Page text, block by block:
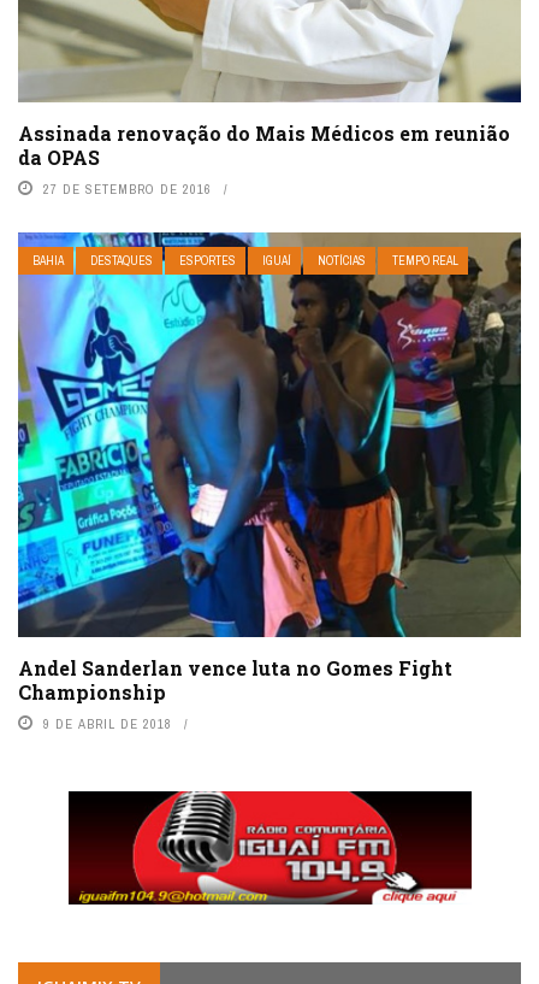
Assinada renovação do Mais Médicos em reunião
da OPAS
27 DE SETEMBRO DE 2016
BAHIA DESTAQUES ESPORTES IGUAÍ NOTÍCIAS TEMPO REAL
Andel Sanderlan vence luta no Gomes Fight
Championship
9 DE ABRIL DE 2018